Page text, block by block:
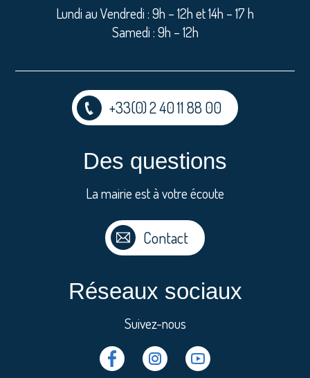
Lundi au Vendredi : 9h – 12h et 14h – 17 h
Samedi : 9h – 12h
+33(0) 2 40 11 88 00
Des questions
La mairie est à votre écoute
Contact
Réseaux sociaux
Suivez-nous
Facebook Instragram